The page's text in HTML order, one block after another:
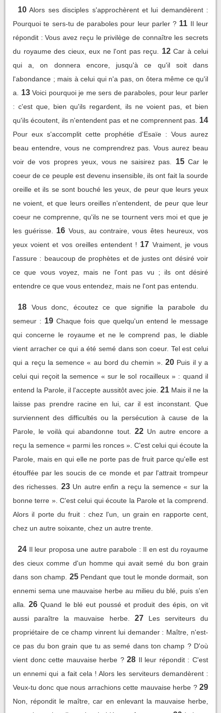
10 Alors ses disciples s'approchèrent et lui demandèrent :
Pourquoi te sers-tu de paraboles pour leur parler ? 11 Il leur
répondit : Vous avez reçu le privilège de connaître les secrets
du royaume des cieux, eux ne l'ont pas reçu.
12 Car à celui
qui a, on donnera encore, jusqu'à ce qu'il soit dans
l'abondance ; mais à celui qui n'a pas, on ôtera même ce qu'il
a.
13 Voici pourquoi je me sers de paraboles, pour leur parler
: c'est que, bien qu'ils regardent, ils ne voient pas, et bien
qu'ils écoutent, ils n'entendent pas et ne comprennent pas. 14
Pour eux s'accomplit cette prophétie d'Esaïe : Vous aurez
beau entendre, vous ne comprendrez pas. Vous aurez beau
voir de vos propres yeux, vous ne saisirez pas.
15 Car le
coeur de ce peuple est devenu insensible, ils ont fait la sourde
oreille et ils se sont bouché les yeux, de peur que leurs yeux
ne voient, et que leurs oreilles n'entendent, de peur que leur
coeur ne comprenne, qu'ils ne se tournent vers moi et que je
les guérisse.
16 Vous, au contraire, vous êtes heureux, vos
yeux voient et vos oreilles entendent ! 17 Vraiment, je vous
l'assure : beaucoup de prophètes et de justes ont désiré voir
ce que vous voyez, mais ne l'ont pas vu ; ils ont désiré
entendre ce que vous entendez, mais ne l'ont pas entendu.
18
Vous donc, écoutez ce que signifie la parabole du
semeur : 19 Chaque fois que quelqu'un entend le message
qui concerne le royaume et ne le comprend pas, le diable
vient arracher ce qui a été semé dans son coeur. Tel est celui
qui a reçu la semence « au bord du chemin ». 20 Puis il y a
celui qui reçoit la semence « sur le sol rocailleux » : quand il
entend la Parole, il l'accepte aussitôt avec joie. 21 Mais il ne la
laisse pas prendre racine en lui, car il est inconstant. Que
surviennent des difficultés ou la persécution à cause de la
Parole, le voilà qui abandonne tout.
22 Un autre encore a
reçu la semence « parmi les ronces ». C'est celui qui écoute la
Parole, mais en qui elle ne porte pas de fruit parce qu'elle est
étouffée par les soucis de ce monde et par l'attrait trompeur
des richesses.
23 Un autre enfin a reçu la semence « sur la
bonne terre ». C'est celui qui écoute la Parole et la comprend.
Alors il porte du fruit : chez l'un, un grain en rapporte cent,
chez un autre soixante, chez un autre trente.
24 Il leur proposa une autre parabole : Il en est du royaume
des cieux comme d'un homme qui avait semé du bon grain
dans son champ. 25 Pendant que tout le monde dormait, son
ennemi sema une mauvaise herbe au milieu du blé, puis s'en
alla.
26 Quand le blé eut poussé et produit des épis, on vit
aussi paraître la mauvaise herbe.
27
Les serviteurs du
propriétaire de ce champ vinrent lui demander : Maître, n'est-
ce pas du bon grain que tu as semé dans ton champ ? D'où
vient donc cette mauvaise herbe ? 28 Il leur répondit : C'est
un ennemi qui a fait cela ! Alors les serviteurs demandèrent :
Veux-tu donc que nous arrachions cette mauvaise herbe ? 29
Non, répondit le maître, car en enlevant la mauvaise herbe,